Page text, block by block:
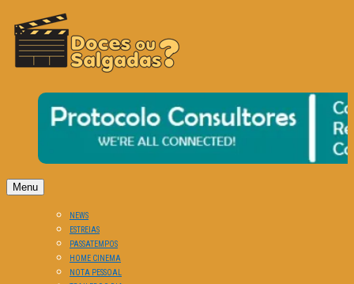
DOCES OU SALGADAS?
O Cinema? Uma Paixão!!
Menu
NEWS
ESTREIAS
PASSATEMPOS
HOME CINEMA
NOTA PESSOAL